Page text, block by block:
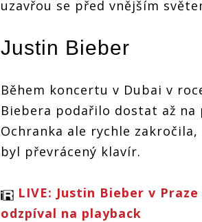
uzavřou se před vnějším
Justin Bieber
Během koncertu v Dubai v
Biebera podařilo dostat až
Ochranka ale rychle
byl převrácený klavír.
LIVE: Justin Bieber v
odzpíval na playback